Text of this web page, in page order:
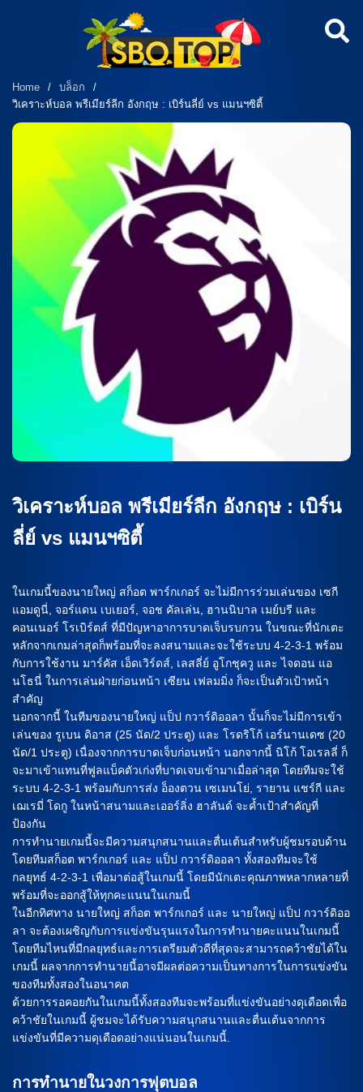
Home / บล็อก
/
วิเคราะห์บอล พรีเมียร์ลีก อังกฤษ : เบิร์นลี่ย์ vs แมนฯซิตี้
วิเคราะห์บอล พรีเมียร์ลีก อังกฤษ : เบิร์น
ลี่ย์ vs แมนฯซิตี้
ในเกมนี้ของนายใหญ่ สก็อต พาร์กเกอร์ จะไม่มีการร่วมเล่นของ เซกี
แอมดูนี่, จอร์แดน เบเยอร์, จอช คัลเล่น, ฮานนิบาล เมย์บรี และ
คอนเนอร์ โรเบิร์ตส์ ที่มีปัญหาอาการบาดเจ็บรบกวน ในขณะที่นักเตะ
หลักจากเกมล่าสุดก็พร้อมที่จะลงสนามและจะใช้ระบบ 4-2-3-1 พร้อม
กับการใช้งาน มาร์คัส เอ็ดเวิร์ดส์, เลสลี่ย์ อูโกชุควู และ ไจดอน แอ
นโธนี่ ในการเล่นฝ่ายก่อนหน้า เซียน เฟลมมิ่ง ก็จะเป็นตัวเป้าหน้า
สำคัญ
นอกจากนี้ ในทีมของนายใหญ่ แป็ป กวาร์ดิออลา นั้นก็จะไม่มีการเข้า
เล่นของ รูเบน ดิอาส (25 นัด/2 ประตู) และ โรดริโก้ เอร์นานเดซ (20
นัด/1 ประตู) เนื่องจากการบาดเจ็บก่อนหน้า นอกจากนี้ นิโก้ โอเรลลี่ ก็
จะมาเข้าแทนที่ฟูลแบ็คตัวเก่งที่บาดเจบเข้ามาเมื่อล่าสุด โดยทีมจะใช้
ระบบ 4-2-3-1 พร้อมกับการส่ง อ็องตวน เซเมนโย่, รายาน แชร์กี และ
เฌเรมี่ โดกู ในหน้าสนามและเออร์ลิ่ง ฮาลันด์ จะค้ำเป้าสำคัญที่
ป้องกัน
การทำนายเกมนี้จะมีความสนุกสนานและตื่นเต้นสำหรับผู้ชมรอบด้าน
โดยทีมสก็อต พาร์กเกอร์ และ แป็ป กวาร์ดิออลา ทั้งสองทีมจะใช้
กลยุทธ์ 4-2-3-1 เพื่อมาต่อสู้ในเกมนี้ โดยมีนักเตะคุณภาพหลากหลายที่
พร้อมที่จะออกสู้ให้ทุกคะแนนในเกมนี้
ในอีกทิศทาง นายใหญ่ สก็อต พาร์กเกอร์ และ นายใหญ่ แป็ป กวาร์ดิออ
ลา จะต้องเผชิญกับการแข่งขันรุนแรงในการทำนายคะแนนในเกมนี้
โดยทีมไหนที่มีกลยุทธ์และการเตรียมตัวดีที่สุดจะสามารถคว้าชัยได้ใน
เกมนี้ ผลจากการทำนายนี้อาจมีผลต่อความเป็นทางการในการแข่งขัน
ของทีมทั้งสองในอนาคต
ด้วยการรอคอยกันในเกมนี้ทั้งสองทีมจะพร้อมที่แข่งขันอย่างดุเดือดเพื่อ
คว้าชัยในเกมนี้ ผู้ชมจะได้รับความสนุกสนานและตื่นเต้นจากการ
แข่งขันที่มีความดุเดือดอย่างแน่นอนในเกมนี้.
การทำนายในวงการฟุตบอล